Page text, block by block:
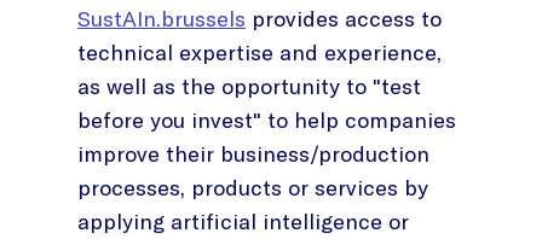
SustAIn.brussels provides access to
technical expertise and experience,
as well as the opportunity to "test
before you invest" to help companies
improve their business/production
processes, products or services by
applying artificial intelligence or